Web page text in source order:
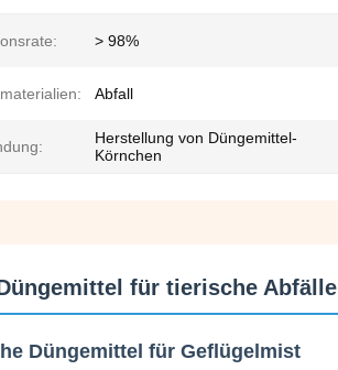
> 98%
Abfall
Herstellung von Düngemittel-
Körnchen
für tierische Abfälle
Düngemittel für Geflügelmist